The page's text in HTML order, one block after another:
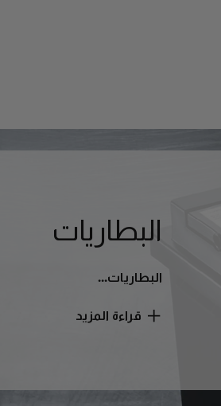
البطاريات
البطاريات...
قراءة المزيد